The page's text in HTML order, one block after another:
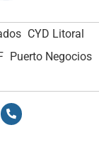
CYD Litoral
Puerto Negocios